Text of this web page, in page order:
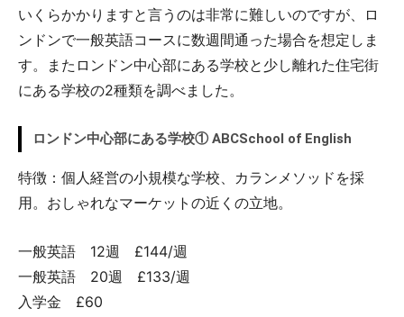
いくらかかりますと言うのは非常に難しいのですが、ロ
ンドンで一般英語コースに数週間通った場合を想定しま
す。またロンドン中心部にある学校と少し離れた住宅街
にある学校の2種類を調べました。
ロンドン中心部にある学校① ABCSchool of English
特徴：個人経営の小規模な学校、カランメソッドを採
用。おしゃれなマーケットの近くの立地。
一般英語 12週 £144/週
一般英語 20週 £133/週
入学金 £60